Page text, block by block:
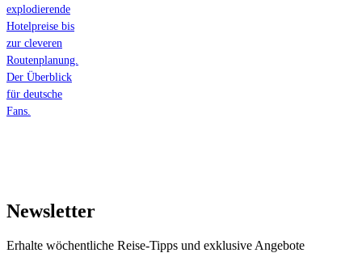
explodierende
Hotelpreise bis
zur cleveren
Routenplanung.
Der Überblick
für deutsche
Fans.
Newsletter
Erhalte wöchentliche Reise-Tipps und exklusive Angebote